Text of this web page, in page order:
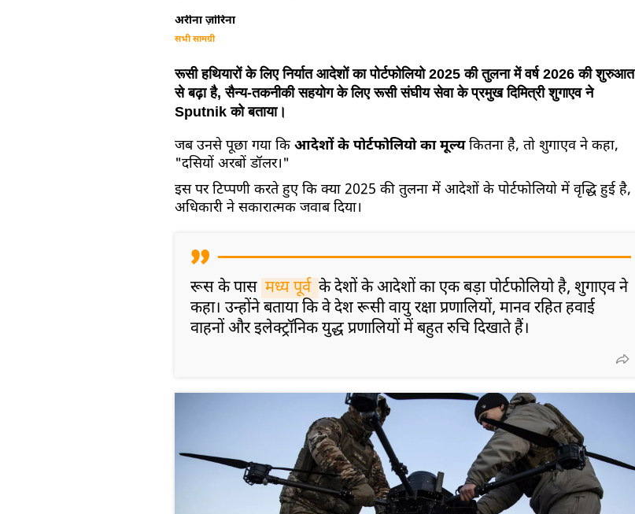
अरीना ज़ोरिना
सभी सामग्री
रूसी हथियारों के लिए निर्यात आदेशों का पोर्टफोलियो 2025 की तुलना में वर्ष 2026 की शुरुआत
से बढ़ा है, सैन्य-तकनीकी सहयोग के लिए रूसी संघीय सेवा के प्रमुख दिमित्री शुगाएव ने
Sputnik को बताया।
जब उनसे पूछा गया कि आदेशों के पोर्टफोलियो का मूल्यकितना है, तो शुगाएव ने कहा,
"दसियों अरबों डॉलर।"
इस पर टिप्पणी करते हुए कि क्या 2025 की तुलना में आदेशों के पोर्टफोलियो में वृद्धि हुई है,
अधिकारी ने सकारात्मक जवाब दिया।
रूस के पास मध्य पूर्व के देशों के आदेशों का एक बड़ा पोर्टफोलियो है, शुगाएव ने
कहा। उन्होंने बताया कि वे देश रूसी वायु रक्षा प्रणालियों, मानव रहित हवाई
वाहनों और इलेक्ट्रॉनिक युद्ध प्रणालियों में बहुत रुचि दिखाते हैं।